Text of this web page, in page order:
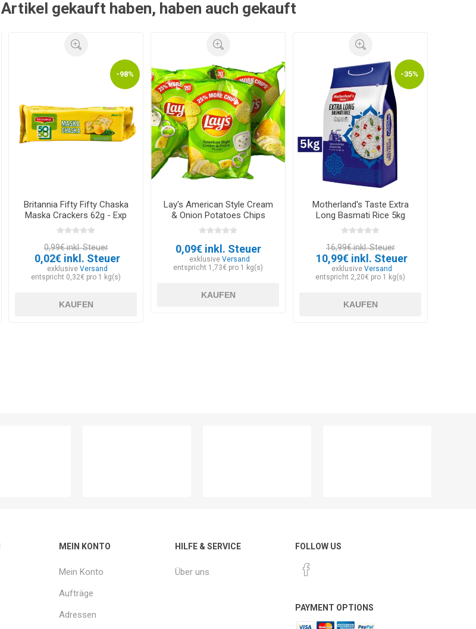
gekauft haben, haben auch gekauft
-98%
Britannia Fifty Fifty Chaska
Maska Crackers 62g - Exp
12.03.2026
0,99€ inkl. Steuer
0,02€ inkl. Steuer
exklusiveVersand
entspricht 0,32€ pro 1 kg(s)
KAUFEN
Lay's American Style Cream
& Onion Potatoes Chips
52g - EXP 30.05.2026
0,09€ inkl. Steuer
exklusiveVersand
entspricht 1,73€ pro 1 kg(s)
KAUFEN
-35%
Motherland's Taste Extra
Long Basmati Rice 5kg
16,99€ inkl. Steuer
10,99€ inkl. Steuer
exklusiveVersand
entspricht 2,20€ pro 1 kg(s)
KAUFEN
MEIN KONTO
Mein Konto
Aufträge
Adressen
HILFE & SERVICE
Über uns
FOLLOW US
PAYMENT OPTIONS